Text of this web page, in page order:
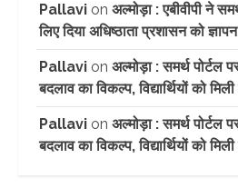
Pallavi on अल्मोड़ा : एबीवीपी ने
लिए दिया अधिष्ठाता प्रशासन को ज्ञापन
Pallavi on अल्मोड़ा : समर्थ पोर्टल
बदलाव का विकल्प, विद्यार्थियों को
Pallavi on अल्मोड़ा : समर्थ पोर्टल
बदलाव का विकल्प, विद्यार्थियों को